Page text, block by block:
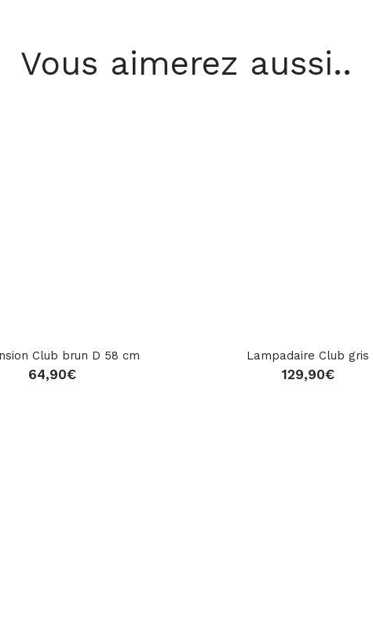
Vous aimerez aussi..
Club brun D 58 cm
64,90€
Lampadaire Club gris
129,90€